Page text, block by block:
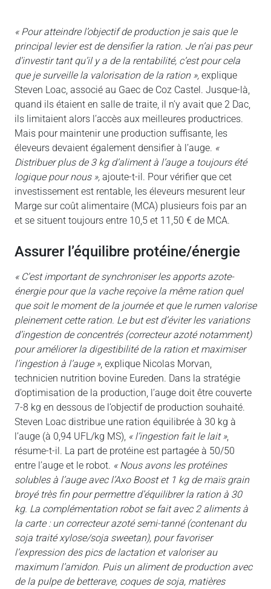
« Pour atteindre l’objectif de production je sais que le
principal levier est de densifier la ration. Je n’ai pas peur
d’investir tant qu’il y a de la rentabilité, c’est pour cela
que je surveille la valorisation de la ration », explique
Steven Loac, associé au Gaec de Coz Castel. Jusque-là,
quand ils étaient en salle de traite, il n’y avait que 2 Dac,
ils limitaient alors l’accès aux meilleures productrices.
Mais pour maintenir une production suffisante, les
éleveurs devaient également densifier à l’auge. «
Distribuer plus de 3 kg d’aliment à l’auge a toujours été
logique pour nous », ajoute-t-il. Pour vérifier que cet
investissement est rentable, les éleveurs mesurent leur
Marge sur coût alimentaire (MCA) plusieurs fois par an
et se situent toujours entre 10,5 et 11,50 € de MCA.
assurer l’équilibre protéine/énergie
« C’est important de synchroniser les apports azote-
énergie pour que la vache reçoive la même ration quel
que soit le moment de la journée et que le rumen valorise
pleinement cette ration. Le but est d’éviter les variations
d’ingestion de concentrés (correcteur azoté notamment)
pour améliorer la digestibilité de la ration et maximiser
l’ingestion à l’auge », explique Nicolas Morvan,
technicien nutrition bovine Eureden. Dans la stratégie
d’optimisation de la production, l’auge doit être couverte
7-8 kg en dessous de l’objectif de production souhaité.
Steven Loac distribue une ration équilibrée à 30 kg à
l’auge (à 0,94 UFL/kg MS), « l’ingestion fait le lait »,
résume-t-il. La part de protéine est partagée à 50/50
entre l’auge et le robot. « Nous avons les protéines
solubles à l’auge avec l’Axo Boost et 1 kg de maïs grain
broyé très fin pour permettre d’équilibrer la ration à 30
kg. La complémentation robot se fait avec 2 aliments à
la carte : un correcteur azoté semi-tanné (contenant du
soja traité xylose/soja sweetan), pour favoriser
l’expression des pics de lactation et valoriser au
maximum l’amidon. Puis un aliment de production avec
de la pulpe de betterave, coques de soja, matières